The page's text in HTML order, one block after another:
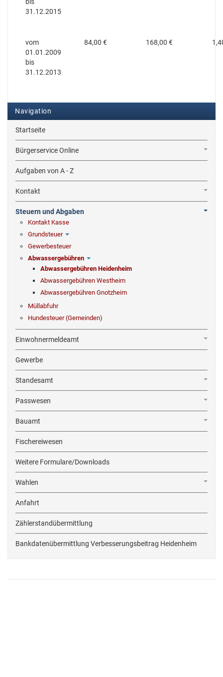
31.12.2015
vom
01.01.2009
bis
31.12.2013
84,00 € 168,00 €
Navigation
Startseite
Bürgerservice Online
Aufgaben von A - Z
Kontakt
Steuern und Abgaben
Kontakt Kasse
Grundsteuer
Gewerbesteuer
Abwassergebühren
Abwassergebühren Heidenheim
Abwassergebühren Westheim
Abwassergebühren Gnotzheim
Müllabfuhr
Hundesteuer (Gemeinden)
Einwohnermeldeamt
Gewerbe
Standesamt
Passwesen
Bauamt
Fischereiwesen
Weitere Formulare/Downloads
Wahlen
Anfahrt
Zählerstandübermittlung
Bankdatenübermittlung Verbesserungsbeitrag Heidenheim